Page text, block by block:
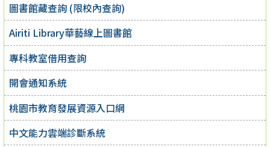
圖書館藏查詢 (限校內查詢)
Airiti Library華藝線上圖書館
專科教室借用查詢
開會通知系統
桃園市教育發展資源入口網
中文能力雲端診斷系統